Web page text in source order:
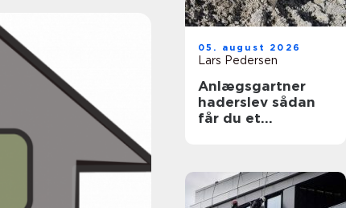
05. august 2026
Lars Pedersen
Anlægsgartner
haderslev sådan
får du et